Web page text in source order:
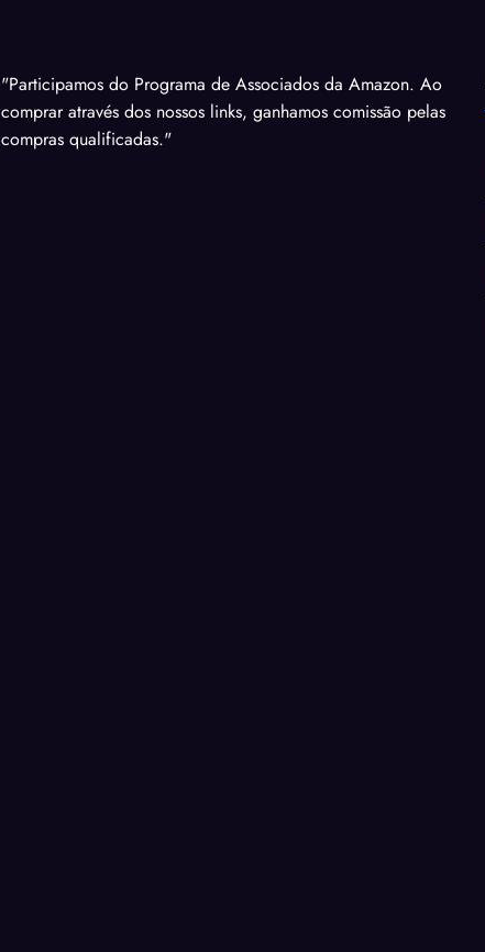
"Participamos do Programa de Associados da Amazon. Ao
comprar através dos nossos links, ganhamos comissão pelas
compras qualificadas."